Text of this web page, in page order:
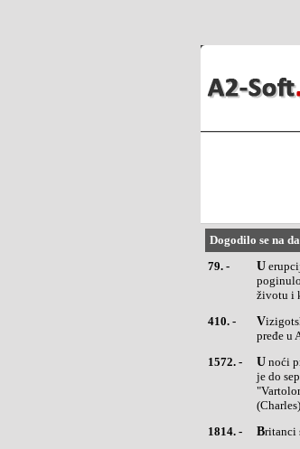
Dogodilo se na
79. -
U erupciji vulkana Vezuv nestali su rimski gradovi Pompeja, Herkulanum i Stabija, a hiljade ljudi je
životu i
410. -
Vizigotski kralj Alarik ušao je u Rim i nakon tri dana pljačke nastavio ka južnoj Italiji sa namerom da
pređe u
1572. -
U noći praznika Svetog Vartolomeja u Parizu je otpočeo pokolj hugenota (francuski protestanti), u kojem
je do
1814. -